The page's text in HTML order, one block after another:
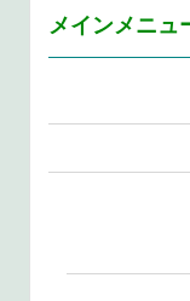
メインメニュ